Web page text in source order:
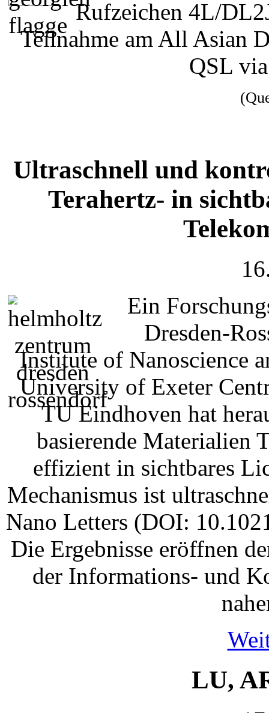
Rufzeichen 4L/
Teilnahme am All Asian
QSL
Ultraschnell und
Terahertz- in
Ein
Dresden-
Institute of Nanoscience
University of Exeter
TU Eindhoven hat
basierende Materialien
effizient in sichtbares
Mechanismus ist
Nano Letters (DOI:
Die Ergebnisse eröffnen
der Informations- und
LU,